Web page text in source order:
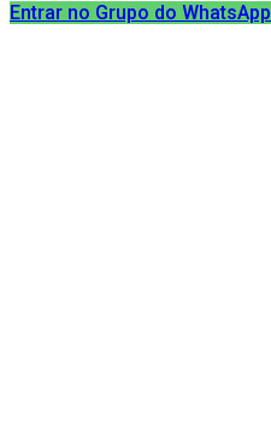
Entrar no Grupo do WhatsApp